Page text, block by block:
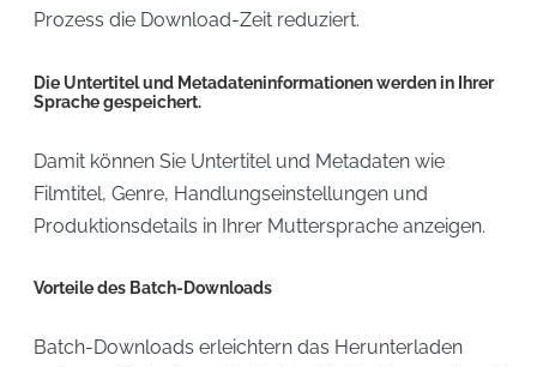
Prozess die Download-Zeit reduziert.
Die Untertitel und Metadateninformationen werden in Ihrer
Sprache gespeichert.
Damit können Sie Untertitel und Metadaten wie
Filmtitel, Genre, Handlungseinstellungen und
Produktionsdetails in Ihrer Muttersprache anzeigen.
Vorteile des Batch-Downloads
Batch-Downloads erleichtern das Herunterladen